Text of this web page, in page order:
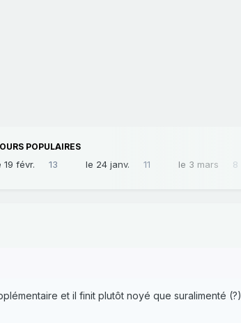
POPULAIRES
19 févr. 13 le 24 janv. 11 le 3 mars 8
et il finit plutôt noyé que suralimenté (?)